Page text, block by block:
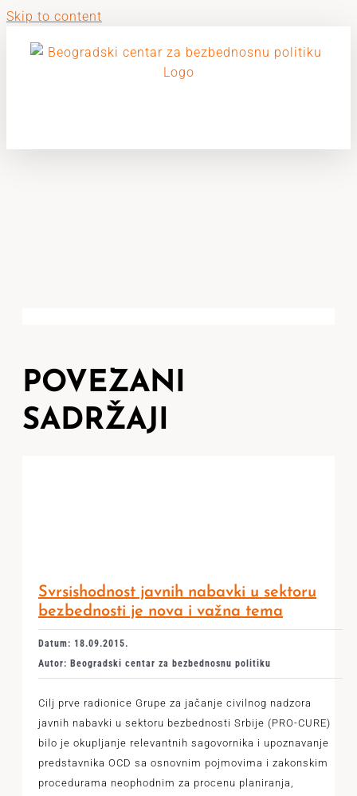
Skip to content
POVEZANI
SADRŽAJI
Svrsishodnost javnih nabavki u sektoru
bezbednosti je nova i važna tema
Datum: 18.09.2015.
Autor: Beogradski centar za bezbednosnu politiku
Cilj prve radionice Grupe za jačanje civilnog nadzora
javnih nabavki u sektoru bezbednosti Srbije (PRO-CURE)
bilo je okupljanje relevantnih sagovornika i upoznavanje
predstavnika OCD sa osnovnim pojmovima i zakonskim
procedurama neophodnim za procenu planiranja,